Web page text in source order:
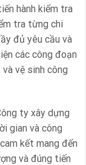
hành kiểm tra
tra từng chi
đủ yêu cầu và
các công đoạn
vệ sinh công
ty xây dựng
gian và công
kết mang đến
và đúng tiến